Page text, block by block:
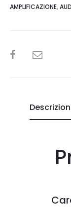
AMPLIFICAZIONE,
SHARE